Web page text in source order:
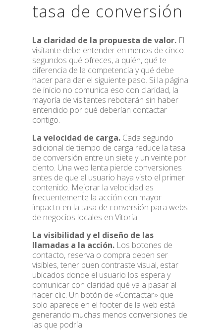
tasa de conversión
La claridad de la propuesta de valor.El
visitante debe entender en menos de cinco
segundos qué ofreces, a quién, qué te
diferencia de la competencia y qué debe
hacer para dar el siguiente paso. Si la página
de inicio no comunica eso con claridad, la
mayoría de visitantes rebotarán sin haber
entendido por qué deberían contactar
contigo.
La velocidad de carga.Cada segundo
adicional de tiempo de carga reduce la tasa
de conversión entre un siete y un veinte por
ciento. Una web lenta pierde conversiones
antes de que el usuario haya visto el primer
contenido. Mejorar la velocidad es
frecuentemente la acción con mayor
impacto en la tasa de conversión para webs
de negocios locales en Vitoria.
La visibilidad y el diseño de las
llamadas a la acción.Los botones de
contacto, reserva o compra deben ser
visibles, tener buen contraste visual, estar
ubicados donde el usuario los espera y
comunicar con claridad qué va a pasar al
hacer clic. Un botón de «Contactar» que
solo aparece en el footer de la web está
generando muchas menos conversiones de
las que podría.